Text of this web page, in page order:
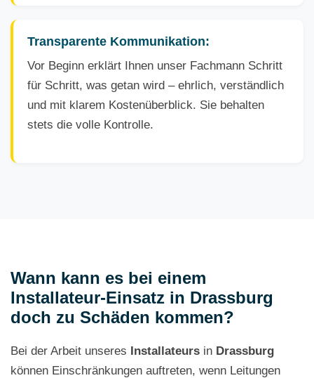
Transparente Kommunikation:
Vor Beginn erklärt Ihnen unser Fachmann Schritt
für Schritt, was getan wird – ehrlich, verständlich
und mit klarem Kostenüberblick. Sie behalten
stets die volle Kontrolle.
Wann kann es bei einem
Installateur-Einsatz in Drassburg
doch zu Schäden kommen?
Bei der Arbeit unseres Installateurs in Drassburg
können Einschränkungen auftreten, wenn Leitungen